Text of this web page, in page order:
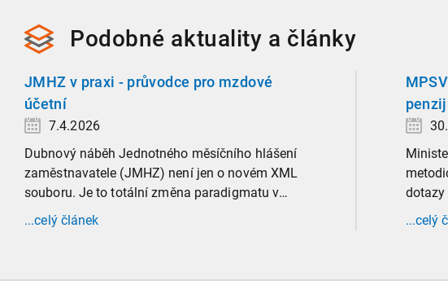
Podobné aktuality a články
JMHZ v praxi - průvodce pro mzdové
účetní
7.4.2026
Dubnový náběh Jednotného měsíčního hlášení
zaměstnavatele (JMHZ) není jen o novém XML
souboru. Je to totální změna paradigmatu v
evidenci zaměstnanců, která propojuje sociální
správu, finanční úřady a úřady práce do jednoho
...celý článek
dotazy
ledna
...celý